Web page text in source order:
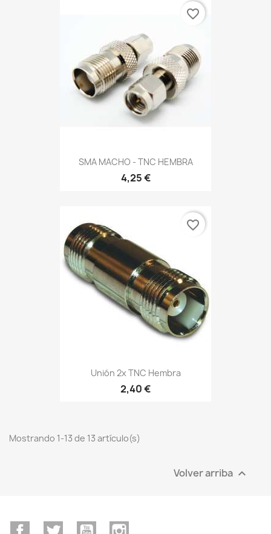
SMA MACHO - TNC HEMBRA
4,25 €
favorite_border
Unión 2x TNC Hembra
2,40 €
favorite_border
Mostrando 1-13 de 13 artículo(s)
Volver arriba 
FacebookTwitter YouTube